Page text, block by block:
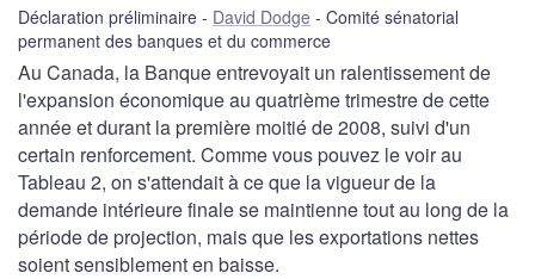
Déclaration préliminaire David Dodge
Comité sénatorial
permanent des banques et du commerce
Au Canada, la Banque entrevoyait un ralentissement de
l'expansion économique au quatrième trimestre de cette
année et durant la première moitié de 2008, suivi d'un
certain renforcement. Comme vous pouvez le voir au
Tableau 2, on s'attendait à ce que la vigueur de la
demande intérieure finale se maintienne tout au long de la
période de projection, mais que les exportations nettes
soient sensiblement en baisse.